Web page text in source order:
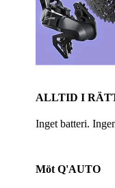
ALLTID I
Inget batteri.
Möt Q'AUTO